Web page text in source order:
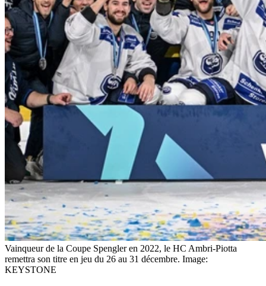
Vainqueur de la Coupe Spengler en 2022, le HC Ambri-Piotta
remettra son titre en jeu du 26 au 31 décembre. Image:
KEYSTONE